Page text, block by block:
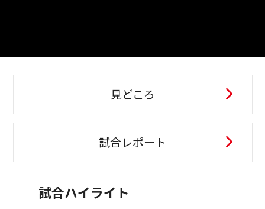
見どころ
試合レポート
試合ハイライト